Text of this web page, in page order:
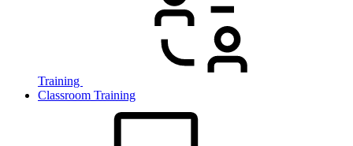
Training
Classroom Training